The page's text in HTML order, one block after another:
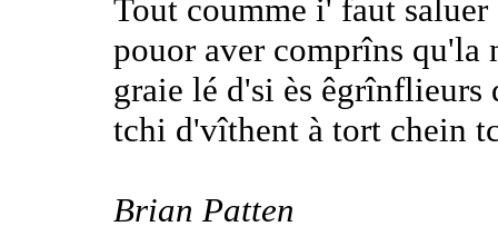
Tout coumme i' faut
pouor aver comprîns qu'la
graie lé d'si ès êgrînflieurs
tchi d'vîthent à tort chein
Brian Patten